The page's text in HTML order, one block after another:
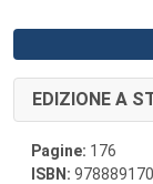
EDIZIONE A
Pagine: 176
ISBN: